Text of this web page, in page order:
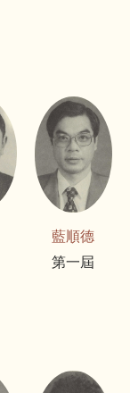
藍順德
第一屆